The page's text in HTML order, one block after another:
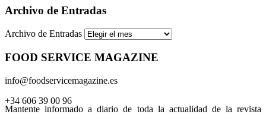
Archivo de Entradas
Archivo de Entradas
FOOD SERVICE MAGAZINE
info@foodservicemagazine.es
+34 606 39 00 96
Mantente informado a diario de toda la actualidad de la revista